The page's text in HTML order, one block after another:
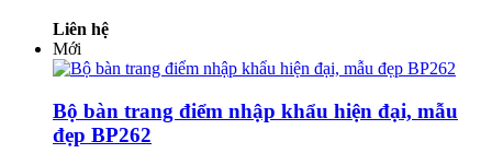
Liên hệ
Mới
Bộ bàn trang điểm nhập khẩu hiện đại, mẫu
đẹp BP262